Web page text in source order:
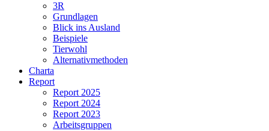
3R
Grundlagen
Blick ins Ausland
Beispiele
Tierwohl
Alternativmethoden
Charta
Report
Report 2025
Report 2024
Report 2023
Arbeitsgruppen